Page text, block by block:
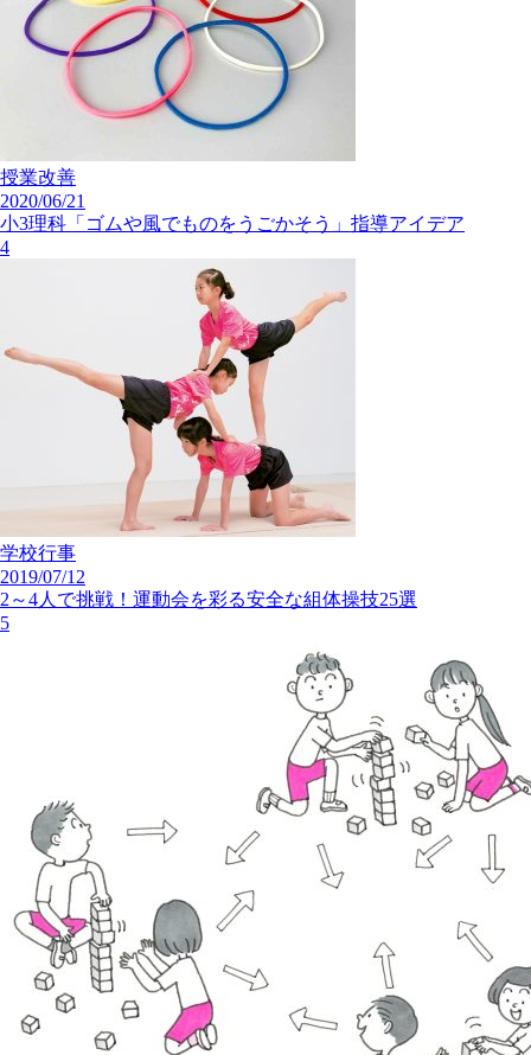
授業改善
2020/06/21
小3理科「ゴムや風でものをうごかそう」指導アイデア
4
学校行事
2019/07/12
2～4人で挑戦！運動会を彩る安全な組体操技25選
5